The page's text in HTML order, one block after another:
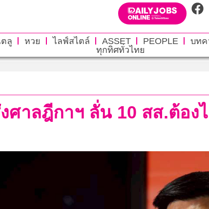
ตลู หวย ไลฟ์สไตล์ ASSET PEOPLE บทค
ทุกทิศทั่วไทย
ศาลฎีกาฯ ลั่น 10 สส.ต้อ